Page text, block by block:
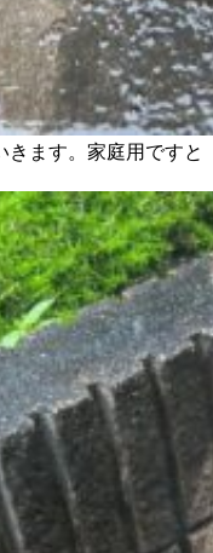
ます。家庭用ですと